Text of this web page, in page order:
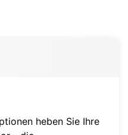
heben Sie Ihre